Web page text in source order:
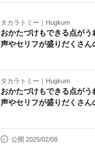
タカラトミー｜Hugkum
おかたづけもできる点がう
声やセリフが盛りだくさ
タカラトミー｜Hugkum
おかたづけもできる点がう
声やセリフが盛りだくさ
公開 2025/02/08